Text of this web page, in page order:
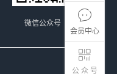
会员中心
公 众 号
微信公众号